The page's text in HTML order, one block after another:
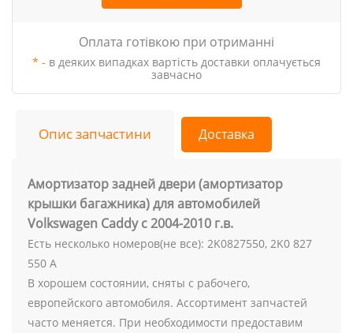
Оплата готівкою при отриманні
* - в деяких випадках вартість доставки оплачується
завчасно
Опис запчастини Доставка
Амортизатор задней двери (амортизатор
крышки багажника) для автомобилей
Volkswagen Caddy с 2004-2010 г.в.
Есть несколько номеров(не все): 2K0827550, 2K0 827
550 A
В хорошем состоянии, сняты с рабочего,
европейского автомобиля. Ассортимент запчастей
часто меняется. При необходимости предоставим